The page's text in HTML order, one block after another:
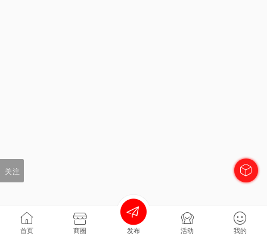
首页 商圈 发布 活动 我的
关注